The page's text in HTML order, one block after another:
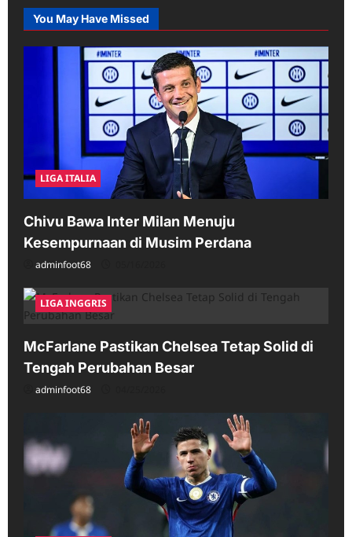
You May Have Missed
LIGA ITALIA
Chivu Bawa Inter Milan Menuju
Kesempurnaan di Musim Perdana
adminfoot68
LIGA INGGRIS
McFarlane Pastikan Chelsea Tetap Solid di
Tengah Perubahan Besar
adminfoot68